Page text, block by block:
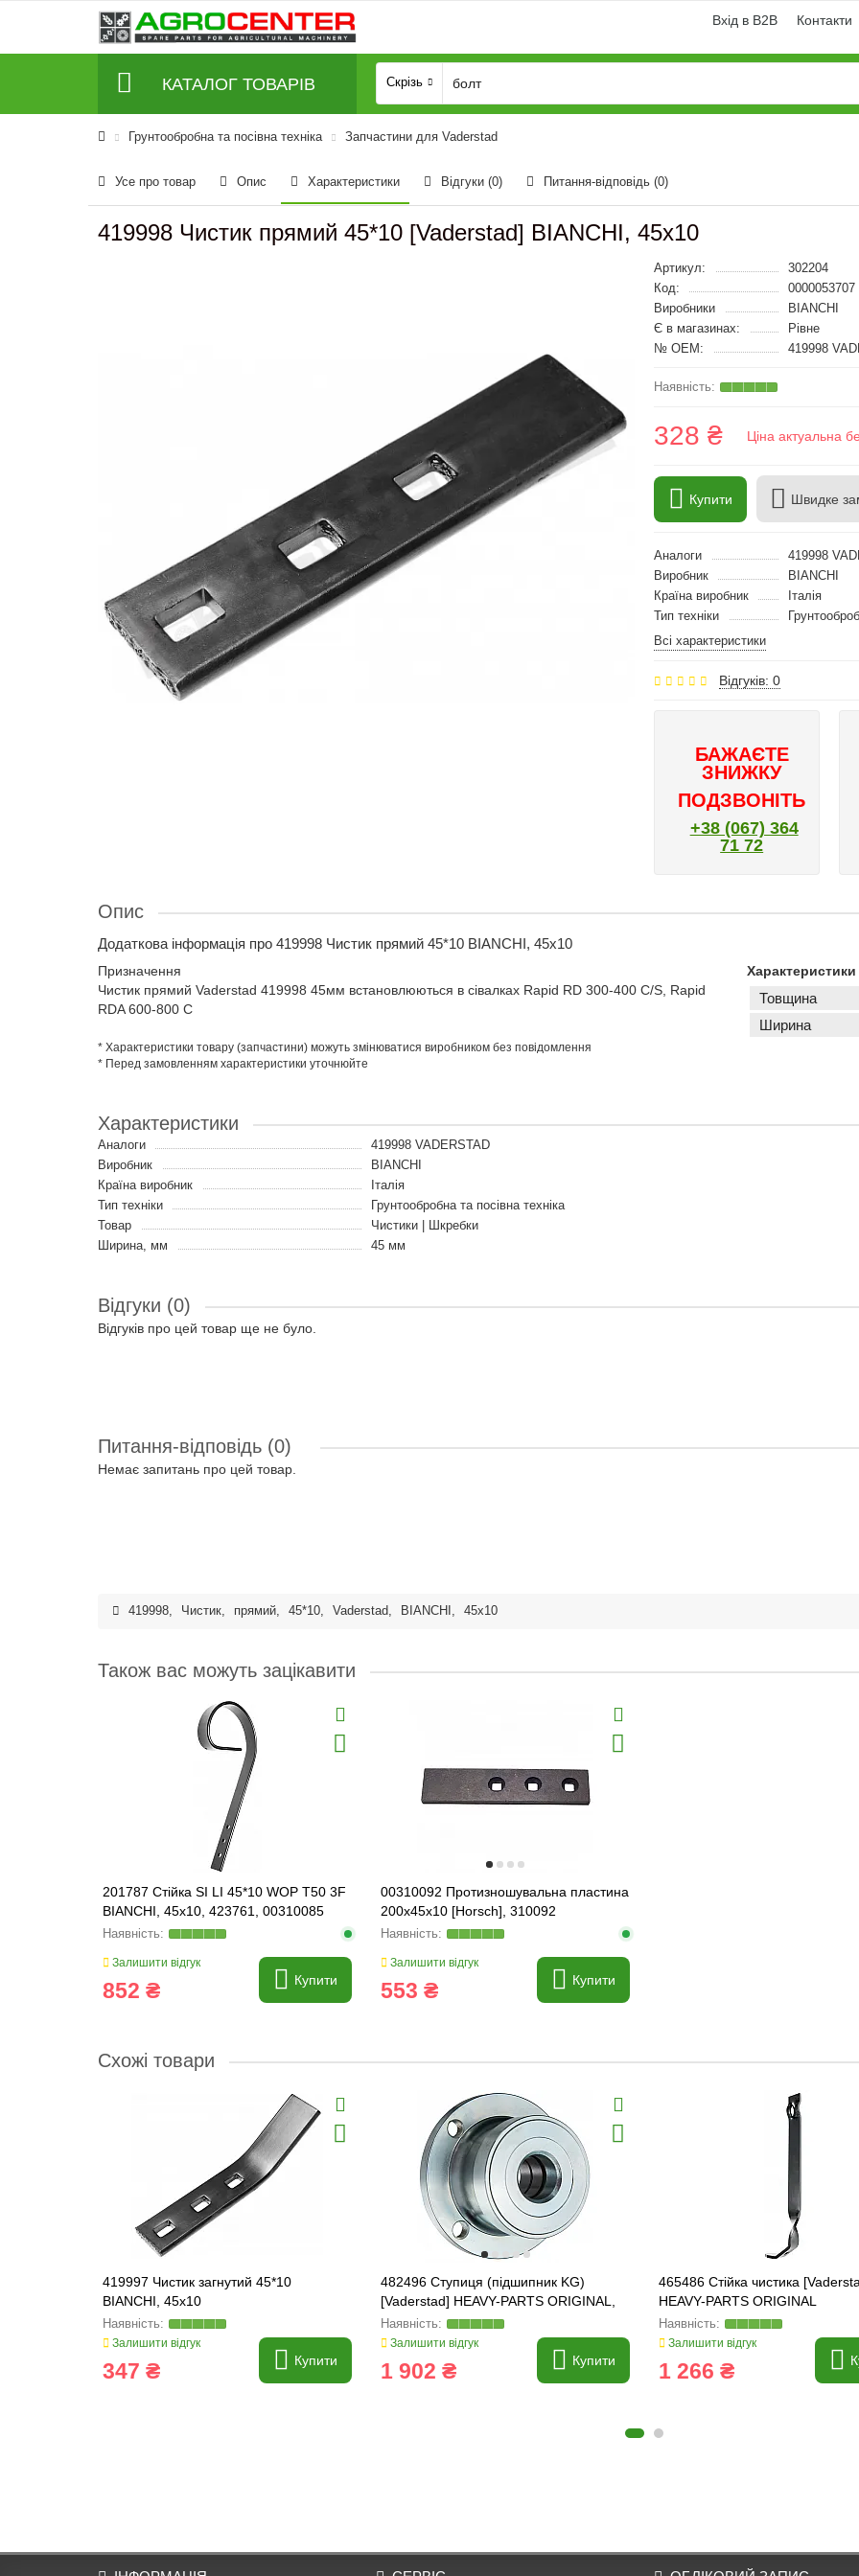
Вхід в B2B Контакти
КАТАЛОГ ТОВАРІВ Скрізь
Грунтообробна та посівна техніка Запчастини для Vaderstad
Усе про товар Опис Характеристики Відгуки (0) Питання-відповідь (0)
419998 Чистик прямий 45*10 [Vaderstad] BIANCHI, 45x10
Артикул:
302204
Код:
0000053707
Виробники
BIANCHI
Є в магазинах:
Рівне
№ OEM:
419998
328 ₴ Ціна актуальна
Купити Швидке
Аналоги
419998
Виробник
BIANCHI
Країна виробник
Італія
Тип техніки
Всі характеристики
Відгуків: 0
БАЖАЄТЕ
ЗНИЖКУ
ПОДЗВОНІТЬ
+38 (067) 364
71 72
Опис
Додаткова інформація про 419998 Чистик прямий 45*10 BIANCHI, 45x10
Призначення
Чистик прямий Vaderstad 419998 45мм встановлюються в сівалках Rapid RD 300-400 C/S, Rapid
RDA 600-800 C
Характеристики
Товщина
Ширина
* Характеристики товару (запчастини) можуть змінюватися виробником без повідомлення
* Перед замовленням характеристики уточнюйте
Характеристики
Аналоги
419998 VADERSTAD
Виробник
BIANCHI
Країна виробник
Італія
Тип техніки
Грунтообробна та посівна техніка
Товар
Чистики | Шкребки
Ширина, мм
45 мм
Відгуки (0)
Відгуків про цей товар ще не було.
Питання-відповідь (0)
Немає запитань про цей товар.
419998, Чистик, прямий, 45*10, Vaderstad, BIANCHI , 45x10
Також вас можуть зацікавити
201787 Стійка SI LI 45*10 WOP T50 3F
BIANCHI, 45x10, 423761, 00310085
Залишити відгук
852 ₴ Купити
00310092 Протизношувальна пластина
200x45x10 [Horsch], 310092
Залишити відгук
553 ₴ Купити
Схожі товари
419997 Чистик загнутий 45*10
BIANCHI, 45x10
Залишити відгук
347 ₴ Купити
482496 Ступиця (підшипник KG)
[Vaderstad] HEAVY-PARTS ORIGINAL,
481460, 440488, 470974
Залишити відгук
1 902 ₴ Купити
465486 Стійка чистика
HEAVY-PARTS ORIGINAL
Залишити відгук
1 266 ₴